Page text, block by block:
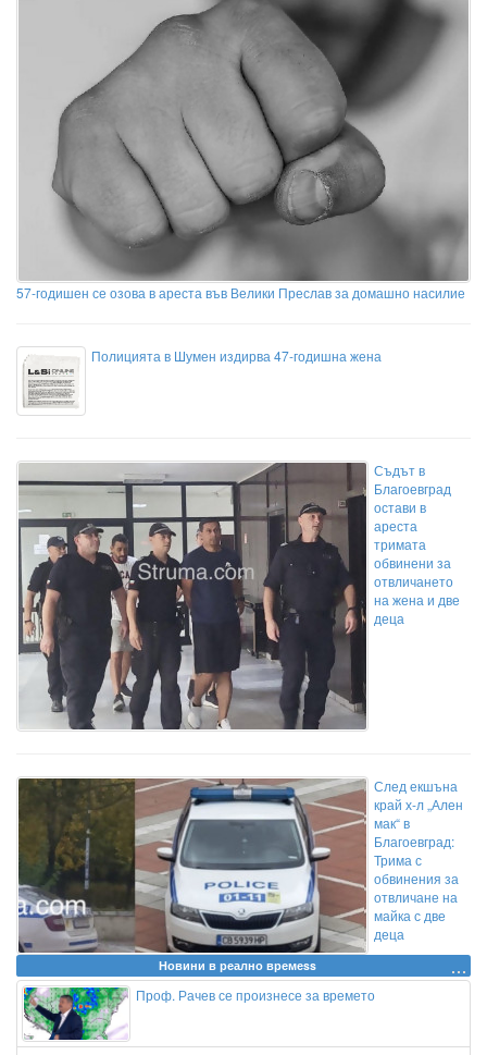
57-годишен се озова в ареста във Велики Преслав за домашно насилие
Полицията в Шумен издирва 47-годишна жена
Съдът в
Благоевград
остави в
ареста
тримата
обвинени за
отвличането
на жена и две
деца
След екшъна
край х-л „Ален
мак“ в
Благоевград:
Трима с
обвинения за
отвличане на
майка с две
деца
Новини в реално времеss
Проф. Рачев се произнесе за времето